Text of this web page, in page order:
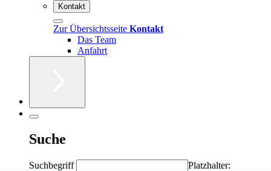
Kontakt
Zur Übersichtsseite Kontakt
Das Team
Anfahrt
Suche
Suchbegriff
Platzhalter: